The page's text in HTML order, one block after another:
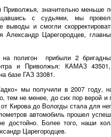
значительно меньше
с судьями, мы
и смогли
Царегородцев,
на полигон прибыли 2
и Приволжья: КАМАЗ
базе ГАЗ 33081.
мы получили в 2007 году,
тем не менее, до сих пор верой
Кирова до Вологды стала для
автомобиль прошел
достойно. Более того, наши
Царегородцев.